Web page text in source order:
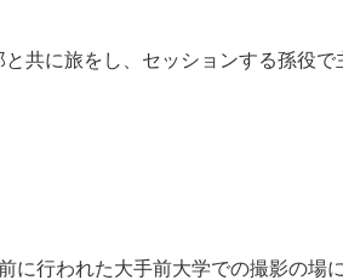
共に旅をし、セッションする孫役で
に行われた大手前大学での撮影の場